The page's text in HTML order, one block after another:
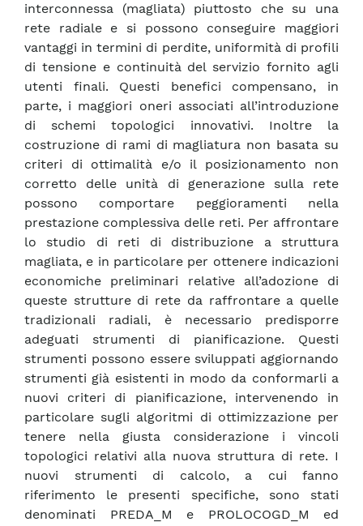
interconnessa (magliata) piuttosto che su una
rete radiale e si possono conseguire maggiori
vantaggi in termini di perdite, uniformità di profili
di tensione e continuità del servizio fornito agli
utenti finali. Questi benefici compensano, in
parte, i maggiori oneri associati all’introduzione
di schemi topologici innovativi. Inoltre la
costruzione di rami di magliatura non basata su
criteri di ottimalità e/o il posizionamento non
corretto delle unità di generazione sulla rete
possono comportare peggioramenti nella
prestazione complessiva delle reti. Per affrontare
lo studio di reti di distribuzione a struttura
magliata, e in particolare per ottenere indicazioni
economiche preliminari relative all’adozione di
queste strutture di rete da raffrontare a quelle
tradizionali radiali, è necessario predisporre
adeguati strumenti di pianificazione. Questi
strumenti possono essere sviluppati aggiornando
strumenti già esistenti in modo da conformarli a
nuovi criteri di pianificazione, intervenendo in
particolare sugli algoritmi di ottimizzazione per
tenere nella giusta considerazione i vincoli
topologici relativi alla nuova struttura di rete. I
nuovi strumenti di calcolo, a cui fanno
riferimento le presenti specifiche, sono stati
denominati PREDA_M e PROLOCOGD_M ed